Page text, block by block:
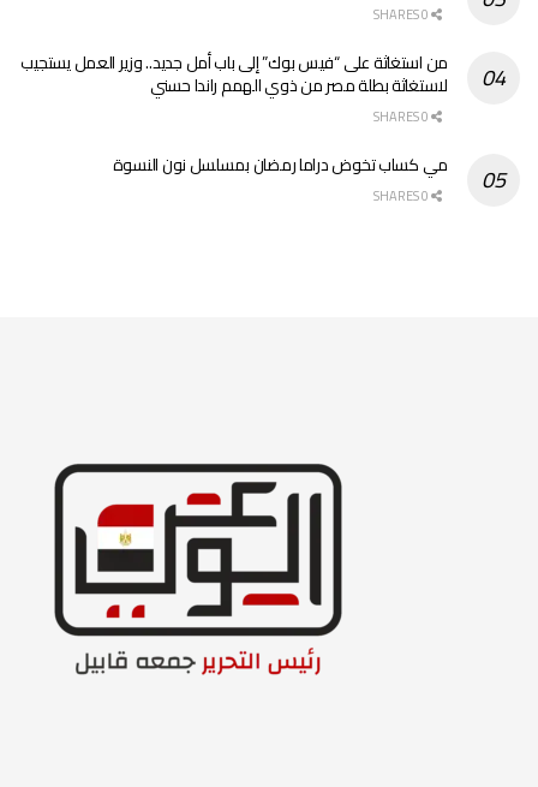
من استغاثة على “فيس بوك” إلى باب أمل جديد.. وزير العمل يستجيب
لاستغاثة بطلة مصر من ذوي الهمم راندا حسني
مي كساب تخوض دراما رمضان بمسلسل نون النسوة